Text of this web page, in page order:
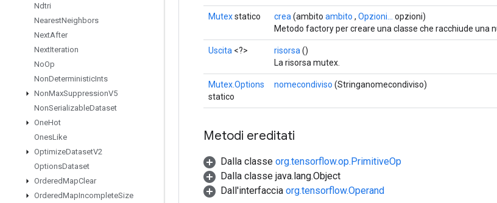
Ndtri
NearestNeighbors
NextAfter
NextIteration
NoOp
NonDeterministicInts
NonMaxSuppressionV5
NonSerializableDataset
OneHot
OnesLike
OptimizeDatasetV2
OptionsDataset
OrderedMapClear
OrderedMapIncompleteSize
Mutexstatico crea (ambito ambito , Opzioni...
opzioni)
Metodo factory per creare una classe che racchiude una
Uscita <?> risorsa ()
La risorsa mutex.
Mutex.Options
statico
nomecondiviso (Stringanomecondiviso)
Metodi ereditati
Dalla classe org.tensorflow.op.PrimitiveOp
Dalla classe java.lang.Object
Dall'interfaccia org.tensorflow.Operand